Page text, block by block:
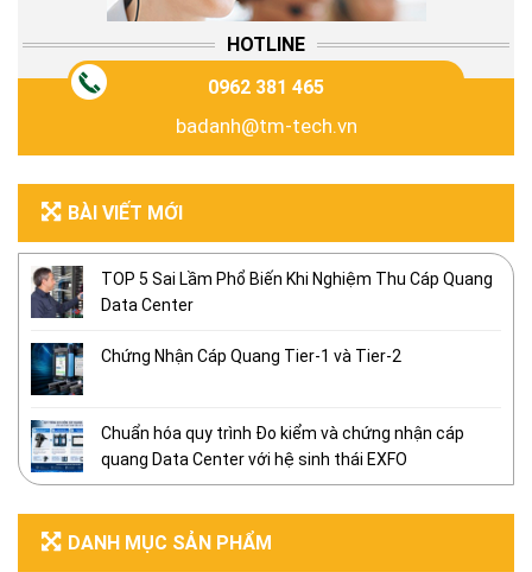
HOTLINE
0962 381 465
badanh@tm-tech.vn
BÀI VIẾT MỚI
TOP 5 Sai Lầm Phổ Biến Khi Nghiệm Thu Cáp Quang
Data Center
Chứng Nhận Cáp Quang Tier-1 và Tier-2
Chuẩn hóa quy trình Đo kiểm và chứng nhận cáp
quang Data Center với hệ sinh thái EXFO
DANH MỤC SẢN PHẨM